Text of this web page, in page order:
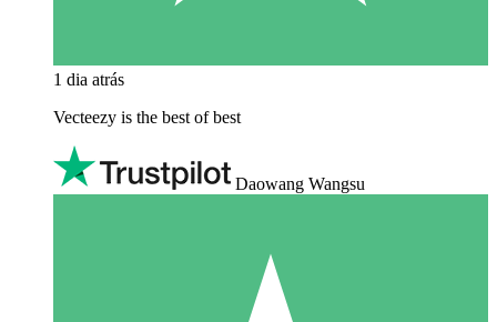
1 dia atrás
Vecteezy is the best of best
Daowang Wangsu